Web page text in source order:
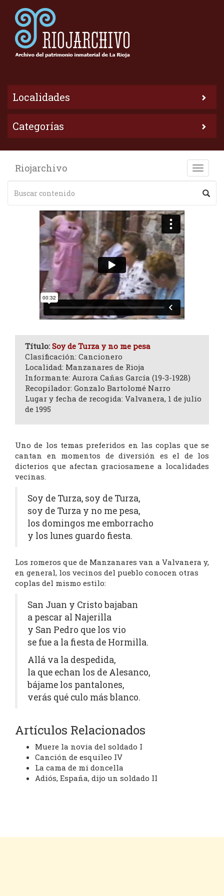
Localidades
Categorías
Toggle
Riojarchivo
Título: Soy de Turza y no me pesa
Clasificación: Cancionero
Localidad: Manzanares de Rioja
Informante: Aurora Cañas García (19-3-1928)
Recopilador: Gonzalo Bartolomé Narro
Lugar y fecha de recogida: Valvanera, 1 de julio
de 1995
Uno de los temas preferidos en las coplas que se
cantan en momentos de diversión es el de los
dicterios que afectan graciosamene a localidades
vecinas.
Soy de Turza, soy de Turza,
soy de Turza y no me pesa,
los domingos me emborracho
y los lunes guardo fiesta.
Los romeros que de Manzanares van a Valvanera y,
en general, los vecinos del pueblo conocen otras
coplas del mismo estilo:
San Juan y Cristo bajaban
a pescar al Najerilla
y San Pedro que los vio
se fue a la fiesta de Hormilla.
Allá va la despedida,
la que echan los de Alesanco,
bájame los pantalones,
verás qué culo más blanco.
Artículos Relacionados
Muere la novia del soldado I
Canción de esquileo IV
La cama de mi doncella
Adiós, España, dijo un soldado II